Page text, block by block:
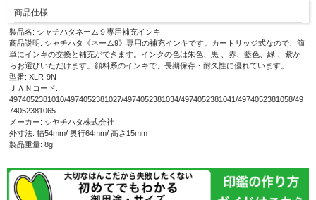
商品仕様
製品名: シャチハタネーム９専用補充インキ
商品説明: シャチハタ《ネーム9》専用の補充インキです。カートリッジ式なので、簡
単にインキの交換と補充ができます。インクの色は朱色、黒 、赤、藍色、緑 、紫か
らお選びいただけます。顔料系のインキで、長期保存・耐久性に優れています。
型番: XLR-9N
ＪＡＮコード:
4974052381010/4974052381027/4974052381034/4974052381041/4974052381058/49
74052381065
メーカー: シヤチハタ株式会社
外寸法: 幅54mm/ 奥行64mm/ 高さ15mm
製品重量: 8g